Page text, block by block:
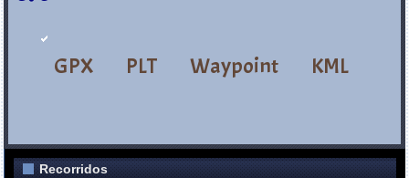
GPX PLT Waypoint KML
Recorridos